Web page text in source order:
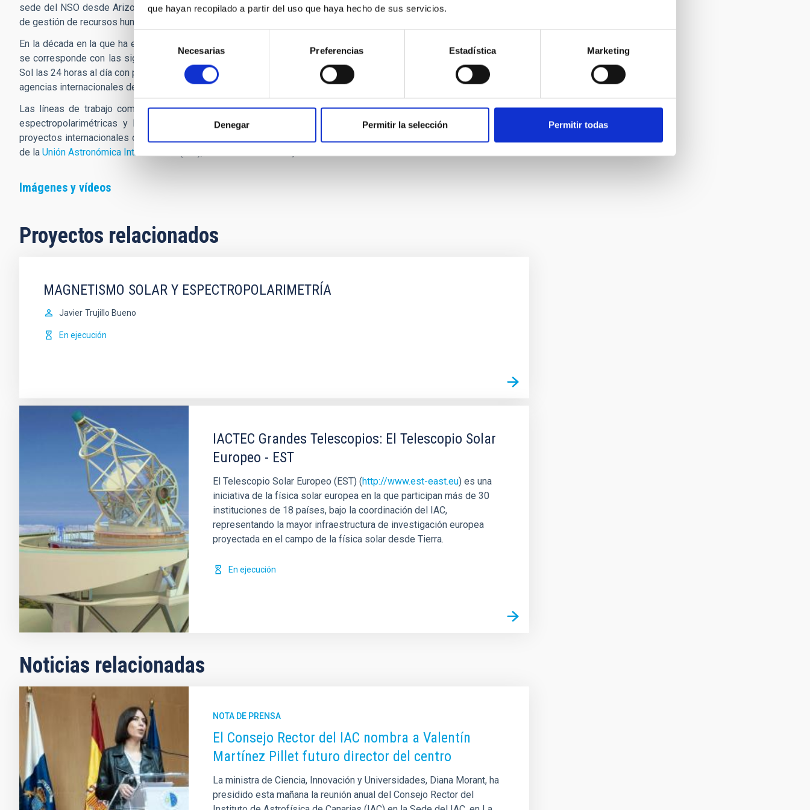
que hayan recopilado a partir del uso que haya hecho de sus servicios.
consentimiento
Necesarias Preferencias Estadística Marketing
Denegar Permitir la selección Permitir todas
sede del NSO desde Arizona y Nuevo México a Colorado y Hawái, lo que supuso todo un desafío tanto logístico como
de gestión de recursos humanos.
En la década en la que ha estado en EE.UU., Martínez Pillet ha definido también el proyecto
Next Generation GONG
se corresponde con las siglas de
Global Oscillations Network Group y que es una red mundial para la observación del
Sol las 24 horas al día con presencia en el Observatorio del Teide. Los datos de la red GONG son usados en la actualidad
agencias internacionales de todo el mundo para la predicción de las condiciones de meteorología espacial.
Las líneas de trabajo como investigador de Martínez Pillet son el magnetismo solar y su medida usando técnicas
espectropolarimétricas y la Instrumentación astronómica basada en tierra y en espacio. Ha colaborado en varios
proyectos internacionales de física solar e instrumentación espacial y fue presidente de la
División de Sol y Heliosfera
de la Unión Astronómica Internacional
Imágenes y vídeos
Proyectos relacionados
MAGNETISMO SOLAR Y ESPECTROPOLARIMETRÍA
Javier Trujillo Bueno
En ejecución
IACTEC Grandes Telescopios: El Telescopio Solar
Europeo - EST
El Telescopio Solar Europeo (EST) (http://www.est-east.eu) es una
iniciativa de la física solar europea en la que participan más de 30
instituciones de 18 países, bajo la coordinación del IAC,
representando la mayor infraestructura de investigación europea
proyectada en el campo de la física solar desde Tierra.
En ejecución
Noticias relacionadas
NOTA DE PRENSA
El Consejo Rector del IAC nombra a Valentín
Martínez Pillet futuro director del centro
La ministra de Ciencia, Innovación y Universidades, Diana Morant, ha
presidido esta mañana la reunión anual del Consejo Rector del